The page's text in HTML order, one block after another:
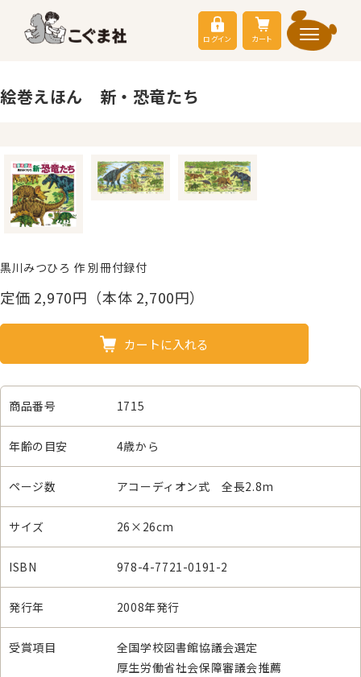
ログイン カート
絵巻えほん 新・恐竜たち
黒川みつひろ 作 別冊付録付
定価 2,970円（本体 2,700円）
カートに入れる
商品番号 1715
年齢の目安 4歳から
ページ数 アコーディオン式 全長2.8m
サイズ 26×26cm
ISBN 978-4-7721-0191-2
発行年 2008年発行
受賞項目
全国学校図書館協議会選定
厚生労働省社会保障審議会推薦